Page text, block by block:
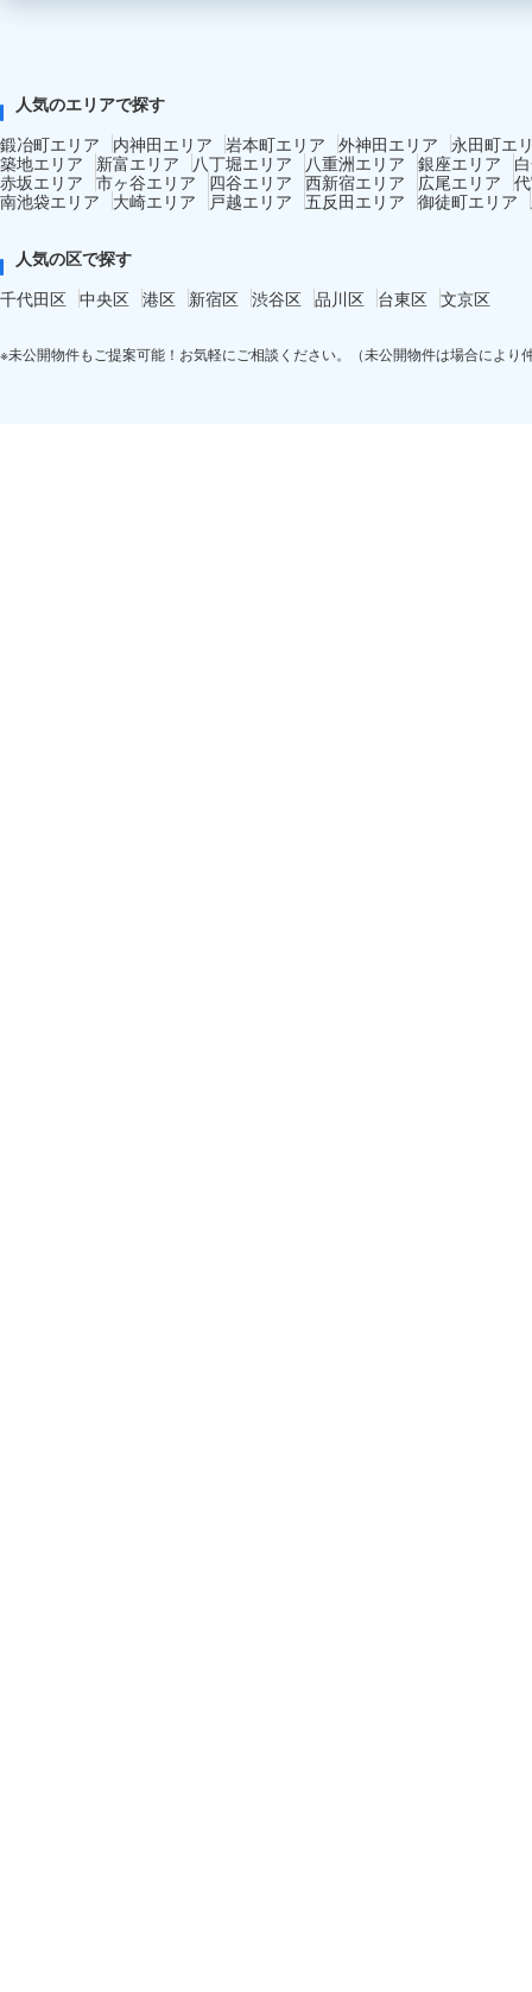
人気のエリアで探す
鍛冶町エリア
内神田エリア 岩本町エリア 外神田エリア
永田町エ
築地エリア
新富エリア 八丁堀エリア 八重洲エリア 銀座エリア
赤坂エリア 市ヶ谷エリア 四谷エリア 西新宿エリア 広尾エリア
南池袋エリア
大崎エリア 戸越エリア 五反田エリア 御徒町エリア
人気の区で探す
千代田区 中央区 港区 新宿区 渋谷区 品川区 台東区 文京区
※未公開物件もご提案可能！お気軽にご相談ください。（未公開物件は場合により